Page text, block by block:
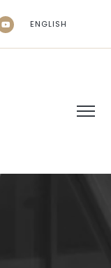
ENGLISH